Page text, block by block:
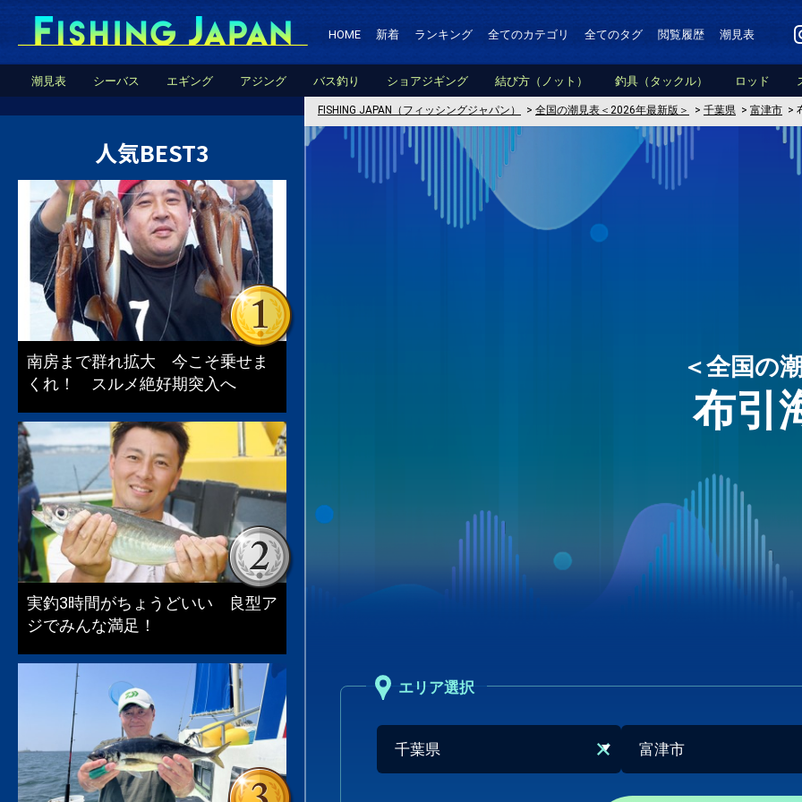
HOME 新着 ランキング 全てのカテゴリ 全てのタグ 閲覧履歴 潮見表
潮見表 シーバス エギング アジング バス釣り ショアジギング 結び方（ノット） 釣具（タックル） ロッド
FISHING JAPAN（フィッシングジャパン） > 全国の潮見表＜2026年最新版＞ > 千葉県 > 富津市 >
＜全国の
布引
エリア選択
人気BEST3
南房まで群れ拡大 今こそ乗せま
くれ！ スルメ絶好期突入へ
実釣3時間がちょうどいい 良型ア
ジでみんな満足！